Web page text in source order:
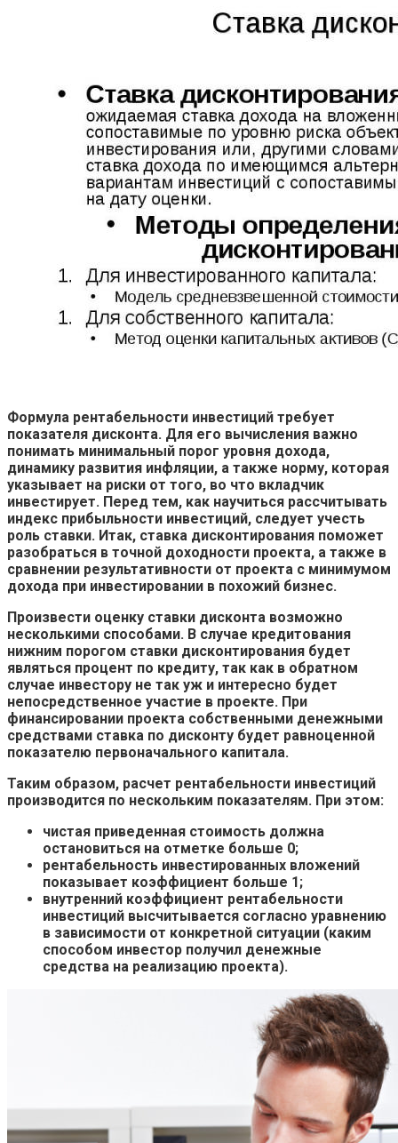
Формула рентабельности инвестиций требует
показателя дисконта. Для его вычисления важно
понимать минимальный порог уровня дохода,
динамику развития инфляции, а также норму, которая
указывает на риски от того, во что вкладчик
инвестирует. Перед тем, как научиться рассчитывать
индекс прибыльности инвестиций, следует учесть
роль ставки. Итак, ставка дисконтирования поможет
разобраться в точной доходности проекта, а также в
сравнении результативности от проекта с минимумом
дохода при инвестировании в похожий бизнес.
Произвести оценку ставки дисконта возможно
несколькими способами. В случае кредитования
нижним порогом ставки дисконтирования будет
являться процент по кредиту, так как в обратном
случае инвестору не так уж и интересно будет
непосредственное участие в проекте. При
финансировании проекта собственными денежными
средствами ставка по дисконту будет равноценной
показателю первоначального капитала.
Таким образом, расчет рентабельности инвестиций
производится по нескольким показателям. При этом:
чистая приведенная стоимость должна
остановиться на отметке больше 0;
рентабельность инвестированных вложений
показывает коэффициент больше 1;
внутренний коэффициент рентабельности
инвестиций высчитывается согласно уравнению
в зависимости от конкретной ситуации (каким
способом инвестор получил денежные
средства на реализацию проекта).